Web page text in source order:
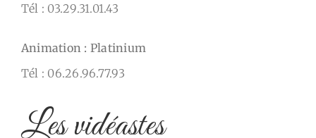
Tél : 03.29.31.01.43
Animation : Platinium
Tél : 06.26.96.77.93
Les vidéastes